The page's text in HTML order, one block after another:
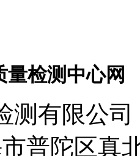
检测中心网
测有限公司
普陀区真